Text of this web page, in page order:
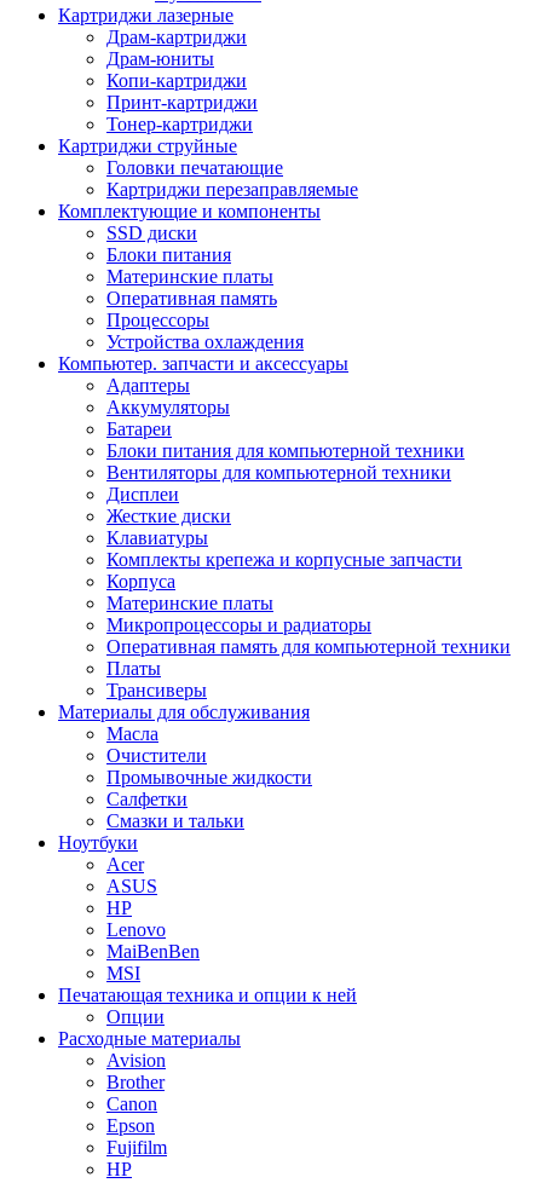
Картриджи лазерные
Драм-картриджи
Драм-юниты
Копи-картриджи
Принт-картриджи
Тонер-картриджи
Картриджи струйные
Головки печатающие
Картриджи перезаправляемые
Комплектующие и компоненты
SSD диски
Блоки питания
Материнские платы
Оперативная память
Процессоры
Устройства охлаждения
Компьютер. запчасти и аксессуары
Адаптеры
Аккумуляторы
Батареи
Блоки питания для компьютерной техники
Вентиляторы для компьютерной техники
Дисплеи
Жесткие диски
Клавиатуры
Комплекты крепежа и корпусные запчасти
Корпуса
Материнские платы
Микропроцессоры и радиаторы
Оперативная память для компьютерной техники
Платы
Трансиверы
Материалы для обслуживания
Масла
Очистители
Промывочные жидкости
Салфетки
Смазки и тальки
Ноутбуки
Acer
ASUS
HP
Lenovo
MaiBenBen
MSI
Печатающая техника и опции к ней
Опции
Расходные материалы
Avision
Brother
Canon
Epson
Fujifilm
HP